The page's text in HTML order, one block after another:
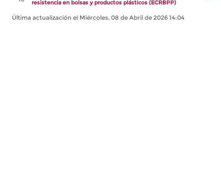
resistencia en bolsas y productos plásticos (ECRBPP)
Última actualización el Miércoles, 08 de Abril de 2026 14:04